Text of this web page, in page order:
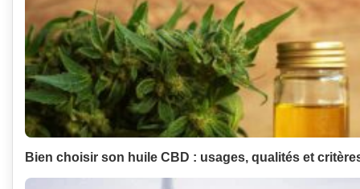
Bien choisir son huile CBD : usages, qualités et